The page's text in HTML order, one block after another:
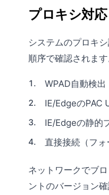
プロキシ対応
システムのプロキ
順序で確認されます
WPAD自動検出
IE/EdgeのPAC
IE/Edgeの静的
直接接続（フォ
ネットワークでブ
ントのバージョン